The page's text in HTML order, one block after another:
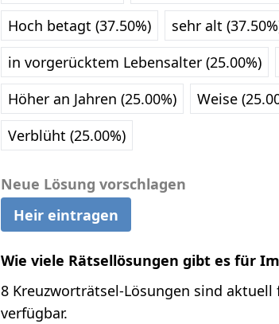
Hoch betagt (37.50%)
sehr alt
in vorgerücktem Lebensalter (25.00%)
Höher an Jahren (25.00%)
Weise
Verblüht (25.00%)
Neue Lösung vorschlagen
Heir eintragen
Wie viele Rätsellösungen gibt es für
8 Kreuzworträtsel-Lösungen sind
verfügbar.